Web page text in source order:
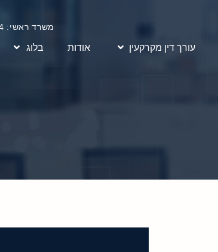
משרד ראשי: 077-997-3314
עורך דין מקרקעין אודות בלוג